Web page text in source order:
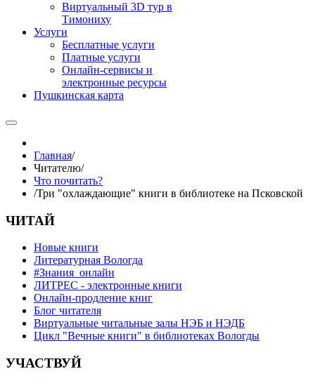
Виртуальный 3D тур в
Тимониху
Услуги
Бесплатные услуги
Платные услуги
Онлайн-сервисы и
электронные ресурсы
Пушкинская карта
Главная/
Читателю/
Что почитать?
/Три "охлаждающие" книги в библиотеке на Псковской
ЧИТАЙ
Новые книги
Литературная Вологда
#Знания_онлайн
ЛИТРЕС - электронные книги
Онлайн-продление книг
Блог читателя
Виртуальные читальные залы НЭБ и НЭДБ
Цикл "Вечные книги" в библиотеках Вологды
УЧАСТВУЙ